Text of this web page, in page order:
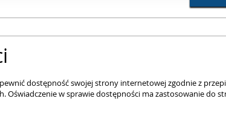
dostępność swojej strony internetowej zgodnie z
w sprawie dostępności ma zastosowanie do